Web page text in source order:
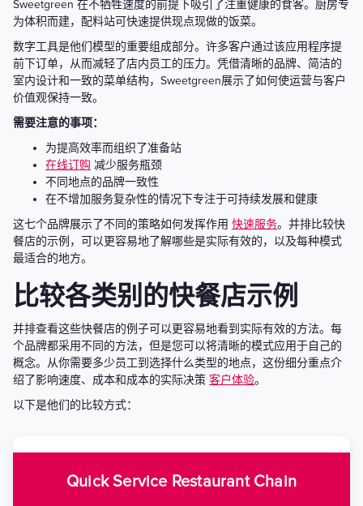
Sweetgreen 在不牺牲速度的前提下吸引了注重健康的食客。厨房专
为体积而建，配料站可快速提供现点现做的饭菜。
数字工具是他们模型的重要组成部分。许多客户通过该应用程序提
前下订单，从而减轻了店内员工的压力。凭借清晰的品牌、简洁的
室内设计和一致的菜单结构，Sweetgreen展示了如何使运营与客户
价值观保持一致。
需要注意的事项：
为提高效率而组织了准备站
在线订购 减少服务瓶颈
不同地点的品牌一致性
在不增加服务复杂性的情况下专注于可持续发展和健康
这七个品牌展示了不同的策略如何发挥作用 快速服务。并排比较快
餐店的示例，可以更容易地了解哪些是实际有效的，以及每种模式
最适合的地方。
比较各类别的快餐店示例
并排查看这些快餐店的例子可以更容易地看到实际有效的方法。每
个品牌都采用不同的方法，但是您可以将清晰的模式应用于自己的
概念。从你需要多少员工到选择什么类型的地点，这份细分重点介
绍了影响速度、成本和成本的实际决策 客户体验。
以下是他们的比较方式：
Quick Service Restaurant Chain